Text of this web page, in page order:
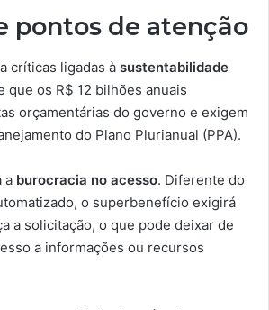
pontos de atenção
críticas ligadas à sustentabilidade
que os R$ 12 bilhões anuais
orçamentárias do governo e exigem
do Plano Plurianual (PPA).
a burocracia no acesso. Diferente do
o superbenefício exigirá
a solicitação, o que pode deixar de
a informações ou recursos